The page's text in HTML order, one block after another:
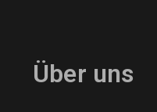
Über uns